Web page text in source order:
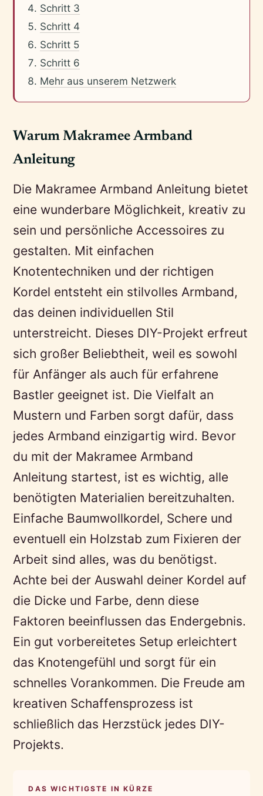
Schritt 3
Schritt 4
Schritt 5
Schritt 6
Mehr aus unserem Netzwerk
Warum Makramee Armband
Anleitung
Die Makramee Armband Anleitung bietet
eine wunderbare Möglichkeit, kreativ zu
sein und persönliche Accessoires zu
gestalten. Mit einfachen
Knotentechniken und der richtigen
Kordel entsteht ein stilvolles Armband,
das deinen individuellen Stil
unterstreicht. Dieses DIY-Projekt erfreut
sich großer Beliebtheit, weil es sowohl
für Anfänger als auch für erfahrene
Bastler geeignet ist. Die Vielfalt an
Mustern und Farben sorgt dafür, dass
jedes Armband einzigartig wird. Bevor
du mit der Makramee Armband
Anleitung startest, ist es wichtig, alle
benötigten Materialien bereitzuhalten.
Einfache Baumwollkordel, Schere und
eventuell ein Holzstab zum Fixieren der
Arbeit sind alles, was du benötigst.
Achte bei der Auswahl deiner Kordel auf
die Dicke und Farbe, denn diese
Faktoren beeinflussen das Endergebnis.
Ein gut vorbereitetes Setup erleichtert
das Knotengefühl und sorgt für ein
schnelles Vorankommen. Die Freude am
kreativen Schaffensprozess ist
schließlich das Herzstück jedes DIY-
Projekts.
DAS WICHTIGSTE IN KÜRZE